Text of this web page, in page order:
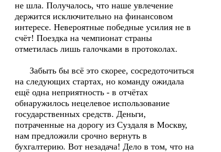
не шла. Получалось, что наше увлечение
держится исключительно на финансовом
интересе. Невероятные победные усилия не в
счёт! Поездка на чемпионат страны
отметилась лишь галочками в протоколах.
Забыть бы всё это скорее, сосредоточиться
на следующих стартах, но команду ожидала
ещё одна неприятность - в отчётах
обнаружилось нецелевое использование
государственных средств. Деньги,
потраченные на дорогу из Суздаля в Москву,
нам предложили срочно вернуть в
бухгалтерию. Вот незадача! Дело в том, что на